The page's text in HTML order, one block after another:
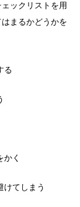
ックリストを用
まるかどうかを
る
く
けてしまう